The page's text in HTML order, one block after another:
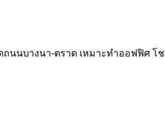
ถนนบางนา-ตราด เหมาะทำออฟฟิศ โ